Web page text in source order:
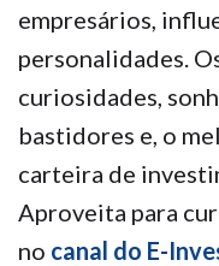
empresários,
personalidades.
curiosidades,
bastidores e, o
carteira de
Aproveita para
no canal do E-